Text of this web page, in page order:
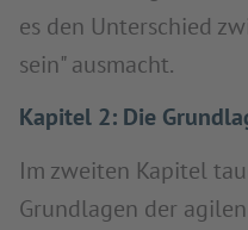
es den Unterschied
sein" ausmacht.
Kapitel 2: Die
Im zweiten Kapitel
Grundlagen der